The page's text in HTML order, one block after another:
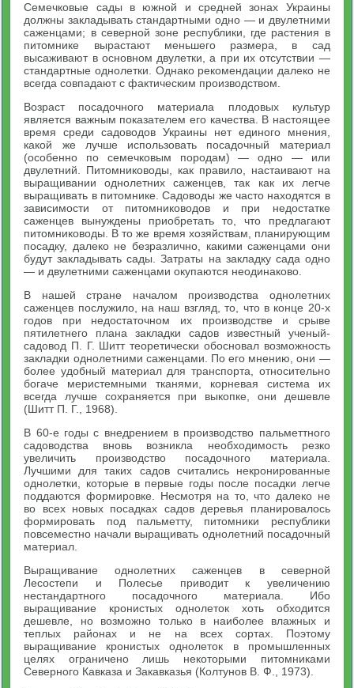
Семечковые сады в южной и средней зонах Украины
должны закладывать стандартными одно — и двулетними
саженцами; в северной зоне республики, где растения в
питомнике вырастают меньшего размера, в сад
высаживают в основном двулетки, а при их отсутствии —
стандартные однолетки. Однако рекомендации далеко не
всегда совпадают с фактическим производством.
Возраст посадочного материала плодовых культур
является важным показателем его качества. В настоящее
время среди садоводов Украины нет единого мнения,
какой же лучше использовать посадочный материал
(особенно по семечковым породам) — одно — или
двулетний. Питомниководы, как правило, настаивают на
выращивании однолетних саженцев, так как их легче
выращивать в питомнике. Садоводы же часто находятся в
зависимости от питомниководов и при недостатке
саженцев вынуждены приобретать то, что предлагают
питомниководы. В то же время хозяйствам, планирующим
посадку, далеко не безразлично, какими саженцами они
будут закладывать сады. Затраты на закладку сада одно
— и двулетними саженцами окупаются неодинаково.
В нашей стране началом производства однолетних
саженцев послужило, на наш взгляд, то, что в конце 20-х
годов при недостаточном их производстве и срыве
пятилетнего плана закладки садов известный ученый-
садовод П. Г. Шитт теоретически обосновал возможность
закладки однолетними саженцами. По его мнению, они —
более удобный материал для транспорта, относительно
богаче меристемными тканями, корневая система их
всегда лучше сохраняется при выкопке, они дешевле
(Шитт П. Г., 1968).
В 60-е годы с внедрением в производство пальметтного
садоводства вновь возникла необходимость резко
увеличить производство посадочного материала.
Лучшими для таких садов считались некронированные
однолетки, которые в первые годы после посадки легче
поддаются формировке. Несмотря на то, что далеко не
во всех новых посадках садов деревья планировалось
формировать под пальметту, питомники республики
повсеместно начали выращивать однолетний посадочный
материал.
Выращивание однолетних саженцев в северной
Лесостепи и Полесье приводит к увеличению
нестандартного посадочного материала. Ибо
выращивание кронистых однолеток хоть обходится
дешевле, но возможно только в наиболее влажных и
теплых районах и не на всех сортах. Поэтому
выращивание кронистых однолеток в промышленных
целях ограничено лишь некоторыми питомниками
Северного Кавказа и Закавказья (Колтунов В. Ф., 1973).